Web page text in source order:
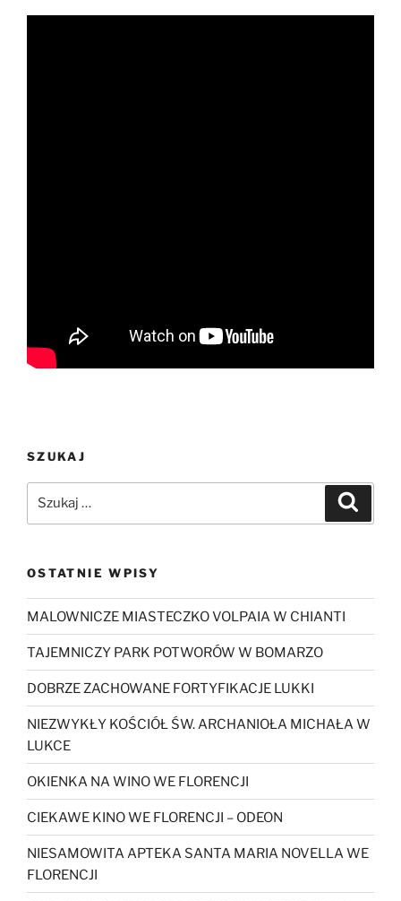
SZUKAJ
OSTATNIE WPISY
MALOWNICZE MIASTECZKO VOLPAIA W CHIANTI
TAJEMNICZY PARK POTWORÓW W BOMARZO
DOBRZE ZACHOWANE FORTYFIKACJE LUKKI
NIEZWYKŁY KOŚCIÓŁ ŚW. ARCHANIOŁA MICHAŁA W
LUKCE
OKIENKA NA WINO WE FLORENCJI
CIEKAWE KINO WE FLORENCJI – ODEON
NIESAMOWITA APTEKA SANTA MARIA NOVELLA WE
FLORENCJI